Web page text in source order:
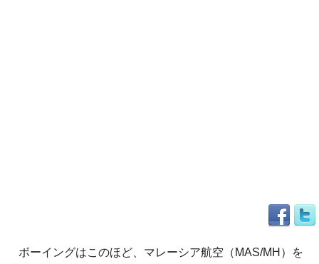
ボーイングはこのほど、マレーシア航空（MAS/MH）を